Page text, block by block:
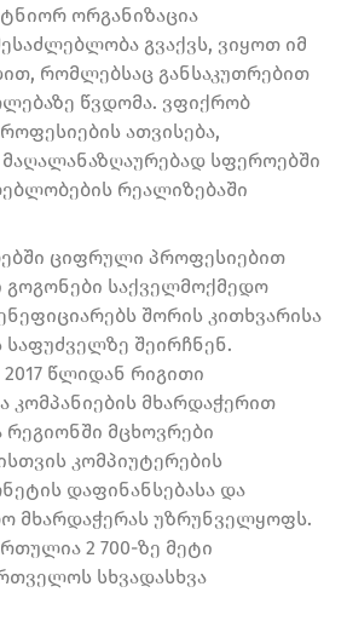
ორგანიზაცია
გვაქვს, ვიყოთ იმ
რომლებსაც განსაკუთრებით
წვდომა. ვფიქრობ
ათვისება,
სფეროებში
რეალიზებაში
ციფრული პროფესიებით
საქველმოქმედო
შორის კითხვარისა
საფუძველზე შეირჩნენ.
წლიდან რიგითი
კომპანიების მხარდაჭერით
მცხოვრები
კომპიუტერების
დაფინანსებასა და
მხარდაჭერას უზრუნველყოფს.
2 700-ზე მეტი
სხვადასხვა